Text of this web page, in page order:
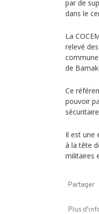
par de
dans le
La
relevé
de
Ce
pouvoir
Il est une
à la tête
militaires
Partager
Plus